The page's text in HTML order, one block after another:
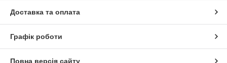
Доставка та оплата
Графік роботи
Повна версія сайту